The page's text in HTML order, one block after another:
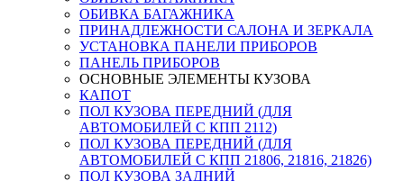
ОБИВКА БАГАЖНИКА
ПРИНАДЛЕЖНОСТИ САЛОНА И ЗЕРКАЛА
УСТАНОВКА ПАНЕЛИ ПРИБОРОВ
ПАНЕЛЬ ПРИБОРОВ
ОСНОВНЫЕ ЭЛЕМЕНТЫ КУЗОВА
КАПОТ
ПОЛ КУЗОВА ПЕРЕДНИЙ (ДЛЯ
АВТОМОБИЛЕЙ С КПП 2112)
ПОЛ КУЗОВА ПЕРЕДНИЙ (ДЛЯ
АВТОМОБИЛЕЙ С КПП 21806, 21816, 21826)
ПОЛ КУЗОВА ЗАДНИЙ